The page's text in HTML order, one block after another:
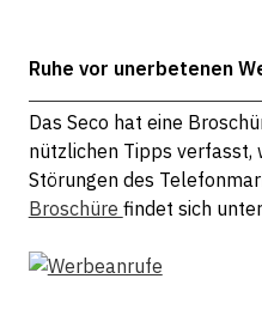
Ruhe vor unerbetenen
Das Seco hat eine
nützlichen Tipps verfasst,
Störungen des
Broschüre findet sich unter